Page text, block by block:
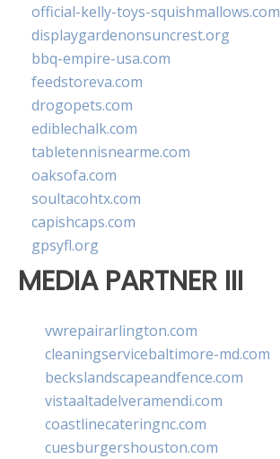
official-kelly-toys-squishmallows.com
displaygardenonsuncrest.org
bbq-empire-usa.com
feedstoreva.com
drogopets.com
ediblechalk.com
tabletennisnearme.com
oaksofa.com
soultacohtx.com
capishcaps.com
gpsyfl.org
MEDIA PARTNER III
vwrepairarlington.com
cleaningservicebaltimore-md.com
beckslandscapeandfence.com
vistaaltadelveramendi.com
coastlinecateringnc.com
cuesburgershouston.com